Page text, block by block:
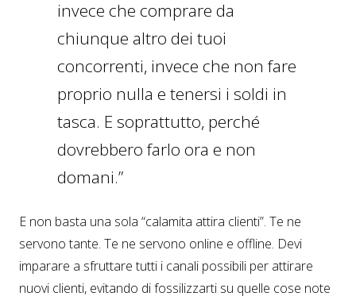
invece che comprare da
chiunque altro dei tuoi
concorrenti, invece che non fare
proprio nulla e tenersi i soldi in
tasca. E soprattutto, perché
dovrebbero farlo ora e non
domani.”
E non basta una sola “calamita attira clienti”. Te ne
servono tante. Te ne servono online e offline. Devi
imparare a sfruttare tutti i canali possibili per attirare
nuovi clienti, evitando di fossilizzarti su quelle cose note